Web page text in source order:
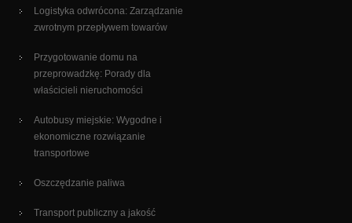
Logistyka odwrócona: Zarządzanie
zwrotnym przepływem towarów
Przygotowanie domu na
przeprowadzkę: Porady dla
właścicieli nieruchomości
Autobusy miejskie: Wygodne i
ekonomiczne rozwiązanie
transportowe
Oszczędzanie paliwa
Transport publiczny a jakość